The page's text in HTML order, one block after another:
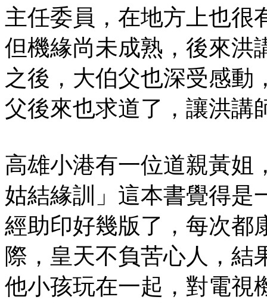
主任委員，在地方上也很
但機緣尚未成熟，後來洪
之後，大伯父也深受感動
父後來也求道了，讓洪講
高雄小港有一位道親黃
姑結緣訓」這本書覺得是
經助印好幾版了，每次都
際，皇天不負苦心人，結
他小孩玩在一起，對電視